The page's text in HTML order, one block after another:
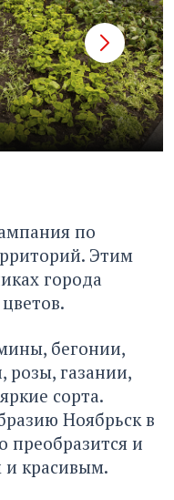
по
Этим
города
бегонии,
розы, газании,
сорта.
Ноябрьск в
преобразится и
и красивым.